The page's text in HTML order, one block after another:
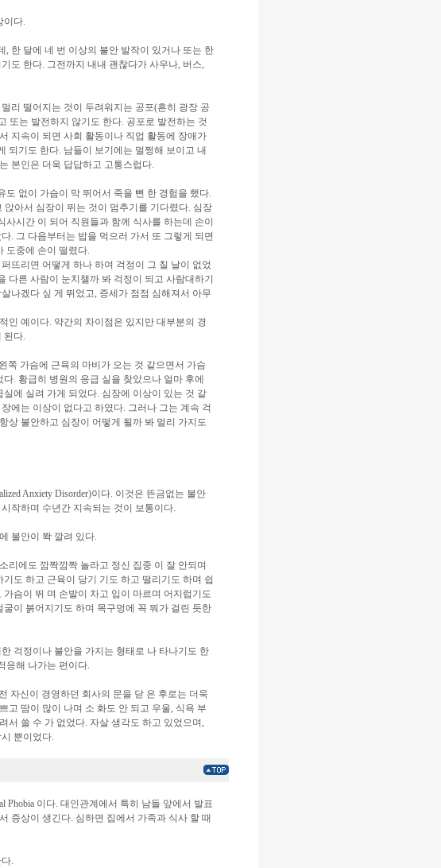
이다.
한 달에 네 번 이상의 불안 발작이 있거나 또는 한
도 한다. 그전까지 내내 괜찮다가 사우나, 버스,
리 떨어지는 것이 두려워지는 공포(흔히 광장 공
또는 발전하지 않기도 한다. 공포로 발전하는 것
지속이 되면 사회 활동이나 직업 활동에 장애가
되기도 한다. 남들이 보기에는 멀쩡해 보이고 내
본인은 더욱 답답하고 고통스럽다.
없이 가슴이 막 뛰어서 죽을 뻔 한 경험을 했다.
아서 심장이 뛰는 것이 멈추기를 기다렸다. 심장
시간 이 되어 직원들과 함께 식사를 하는데 손이
. 그 다음부터는 밥을 먹으러 가서 또 그렇게 되면
도중에 손이 떨렸다.
뜨리면 어떻게 하나 하여 걱정이 그 칠 날이 없었
다른 사람이 눈치챌까 봐 걱정이 되고 사람대하기
나겠다 싶 게 뛰었고, 증세가 점점 심해져서 아무
인 예이다. 약간의 차이점은 있지만 대부분의 경
된다.
쪽 가슴에 근육의 마비가 오는 것 같으면서 가슴
. 황급히 병원의 응급 실을 찾았으나 얼마 후에
에 실려 가게 되었다. 심장에 이상이 있는 것 같
에는 이상이 없다고 하였다. 그러나 그는 계속 걱
상 불안하고 심장이 어떻게 될까 봐 멀리 가지도
Anxiety Disorder)이다. 이것은 뜬금없는 불안
작하며 수년간 지속되는 것이 보통이다.
불안이 쫙 깔려 있다.
리에도 깜짝깜짝 놀라고 정신 집중 이 잘 안되며
도 하고 근육이 당기 기도 하고 떨리기도 하며 쉽
슴이 뛰 며 손발이 차고 입이 마르며 어지럽기도
이 붉어지기도 하며 목구멍에 꼭 뭐가 걸린 듯한
걱정이나 불안을 가지는 형태로 나 타나기도 한
응해 나가는 편이다.
자신이 경영하던 회사의 문을 닫 은 후로는 더욱
고 땀이 많이 나며 소 화도 안 되고 우울, 식욕 부
서 쓸 수 가 없었다. 자살 생각도 하고 있었으며,
뿐이었다.
Phobia 이다. 대인관계에서 특히 남들 앞에서 발표
증상이 생긴다. 심하면 집에서 가족과 식사 할 때
.